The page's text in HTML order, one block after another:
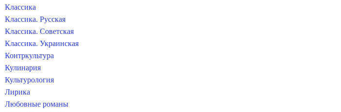
Классика
Классика. Русская
Классика. Советская
Классика. Украинская
Контркультура
Кулинария
Культурология
Лирика
Любовные романы